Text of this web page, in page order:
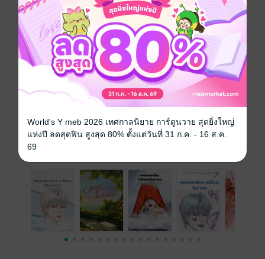
ซีรีส์ เลดี้ผู้ห้ามแตะต้องเพราะเธอแต่งงานแล้วครับ
ประเภทไฟล์ pdf, epub(สารบัญ)
วันที่วางขาย 24 มิถุนายน 2568
ความยาว 709 หน้า (≈ 184,035 คำ)
ราคาปก 420 บาท
เรื่องที่คุณน่าจะสนใจ
World's Y meb 2026 เทศกาลนิยาย การ์ตูนวาย สุดยิ่งใหญ่
แห่งปี ลดสุดฟิน สูงสุด 80% ตั้งแต่วันที่ 31 ก.ค. - 16 ส.ค.
69